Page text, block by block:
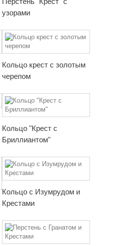
узорами
Кольцо крест с золотым
черепом
Кольцо "Крест с
Бриллиантом"
Кольцо с Изумрудом и
Крестами